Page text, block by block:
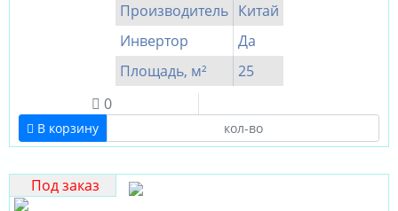
Производитель Китай
Инвертор
Да
Площадь, м²
25
0
В корзину
Под заказ